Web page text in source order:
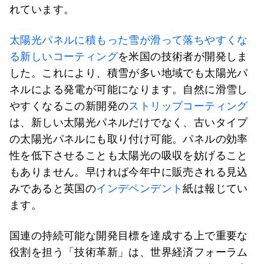
れています。
太陽光パネルに積もった雪が滑って落ちやすくな
る新しいコーティングを米国の技術者が開発しま
した。これにより、積雪が多い地域でも太陽光パ
ネルによる発電が可能になります。自然に滑雪し
やすくなるこの新開発のストリップコーティング
は、新しい太陽光パネルだけでなく、古いタイプ
の太陽光パネルにも取り付け可能。パネルの効率
性を低下させることも太陽光の吸収を妨げること
もありません。早ければ今年中に販売される見込
みであると英国のインデペンデント紙は報じてい
ます。
国連の持続可能な開発目標を達成する上で重要な
役割を担う「技術革新」は、世界経済フォーラム